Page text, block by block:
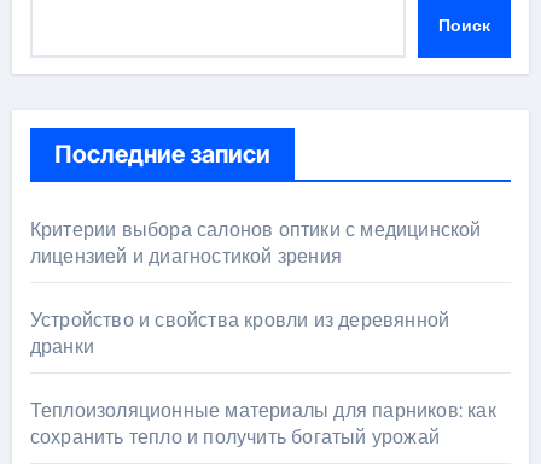
Поиск
Последние записи
Критерии выбора салонов оптики с медицинской
лицензией и диагностикой зрения
Устройство и свойства кровли из деревянной
дранки
Теплоизоляционные материалы для парников: как
сохранить тепло и получить богатый урожай